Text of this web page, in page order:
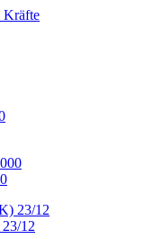
Kräfte
12